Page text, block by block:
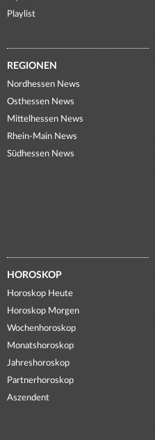
Playlist
REGIONEN
Nordhessen News
Osthessen News
Mittelhessen News
Rhein-Main News
Südhessen News
HOROSKOP
Horoskop Heute
Horoskop Morgen
Wochenhoroskop
Monatshoroskop
Jahreshoroskop
Partnerhoroskop
Aszendent